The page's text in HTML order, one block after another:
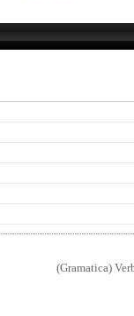
(Gramatica)